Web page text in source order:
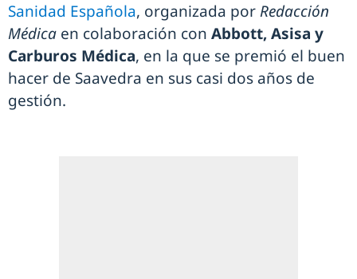
Sanidad Española, organizada porRedacción
Médica en colaboración con Abbott, Asisa y
Carburos Médica, en la que se premió el buen
hacer de Saavedra en sus casi dos años de
gestión.